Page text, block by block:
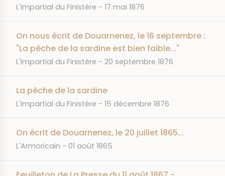
JOURNAL
L'Impartial du Finistère DATE
17 mai 1876
On nous écrit de Douarnenez, le 16 septembre :
"La pêche de la sardine est bien faible..."
JOURNAL
L'Impartial du Finistère DATE
20 septembre 1876
La pêche de la sardine
JOURNAL
L'Impartial du Finistère DATE
15 décembre 1876
On écrit de Douarnenez, le 20 juillet 1865...
JOURNAL
L'Armoricain DATE
01 août 1865